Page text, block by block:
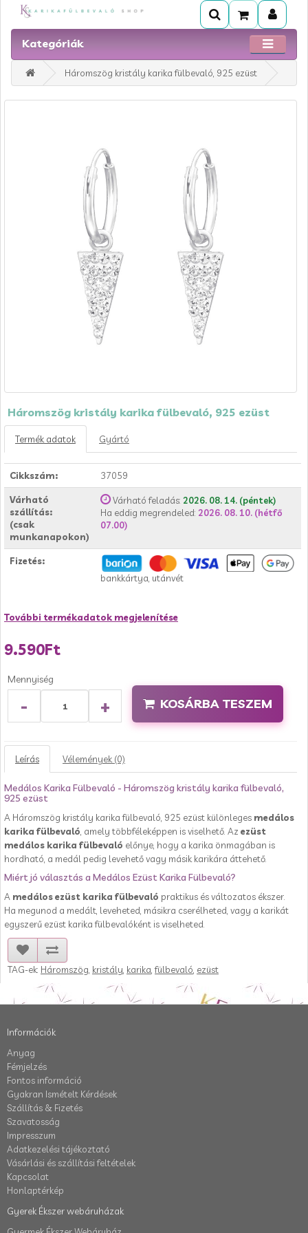
Kategóriák
Háromszög kristály karika fülbevaló, 925 ezüst
Háromszög kristály karika fülbevaló, 925 ezüst
Termék adatok Gyártó
Cikkszám: 37059
Várható
szállítás:
(csak
munkanapokon)
Várható feladás: 2026. 08. 14. (péntek)
Ha eddig megrendeled: 2026. 08. 10. (hétfő
07.00)
Fizetés:
bankkártya, utánvét
További termékadatok megjelenítése
9.590Ft
Mennyiség
- + KOSÁRBA TESZEM
Leírás Vélemények (0)
Medálos Karika Fülbevaló - Háromszög kristály karika fülbevaló,
925 ezüst
A Háromszög kristály karika fülbevaló, 925 ezüst különleges medálos
karika fülbevaló , amely többféleképpen is viselhető. Az ezüst
medálos karika fülbevaló előnye, hogy a karika önmagában is
hordható, a medál pedig levehető vagy másik karikára áttehető.
Miért jó választás a Medálos Ezüst Karika Fülbevaló?
A medálos ezüst karika fülbevaló praktikus és változatos ékszer.
Ha megunod a medált, leveheted, másikra cserélheted, vagy a karikát
egyszerű ezüst karika fülbevalóként is viselheted.
TAG-ek: Háromszög kristály karika ,fülbevaló ezüst
Információk
Anyag
Fémjelzés
Fontos információ
Gyakran Ismételt Kérdések
Szállítás & Fizetés
Szavatosság
Impresszum
Adatkezelési tájékoztató
Vásárlási és szállítási feltételek
Kapcsolat
Honlaptérkép
Gyerek Ékszer webáruházak